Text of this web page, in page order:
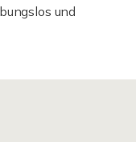
und